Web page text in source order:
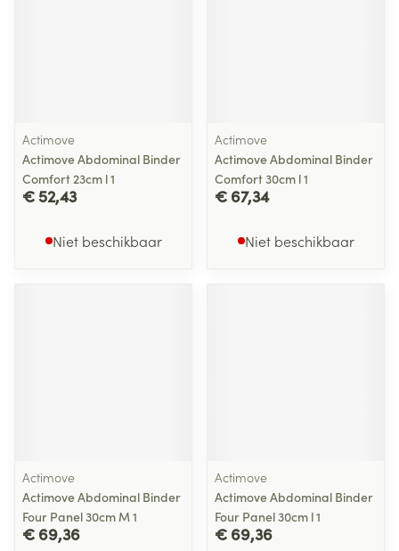
Actimove
Actimove Abdominal Binder
Comfort 23cm l 1
€ 52,43
Niet beschikbaar
Actimove
Actimove Abdominal Binder
Comfort 30cm l 1
€ 67,34
Niet beschikbaar
Actimove
Actimove Abdominal Binder
Four Panel 30cm M 1
€ 69,36
Actimove
Actimove Abdominal Binder
Four Panel 30cm l 1
€ 69,36